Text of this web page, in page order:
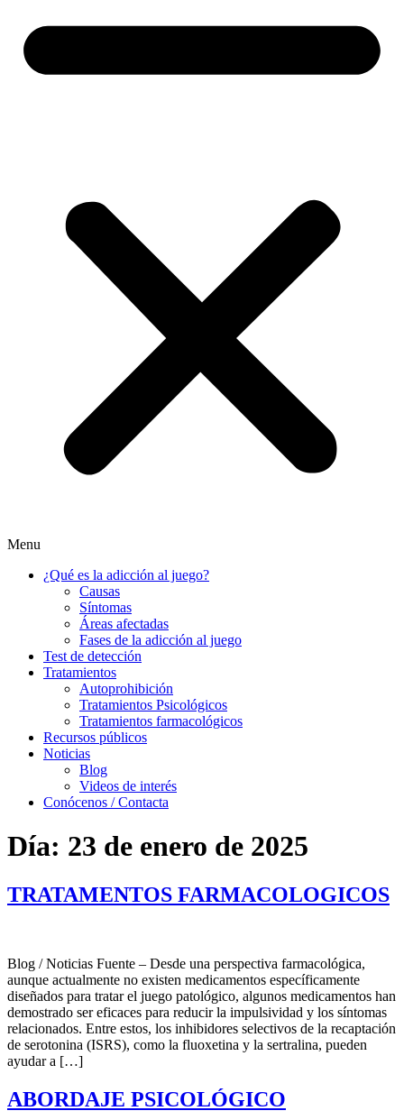
Menu
¿Qué es la adicción al juego?
Causas
Síntomas
Áreas afectadas
Fases de la adicción al juego
Test de detección
Tratamientos
Autoprohibición
Tratamientos Psicológicos
Tratamientos farmacológicos
Recursos públicos
Noticias
Blog
Videos de interés
Conócenos / Contacta
Día: 23 de enero de 2025
TRATAMENTOS FARMACOLOGICOS
Blog / Noticias Fuente – Desde una perspectiva farmacológica,
aunque actualmente no existen medicamentos específicamente
diseñados para tratar el juego patológico, algunos medicamentos han
demostrado ser eficaces para reducir la impulsividad y los síntomas
relacionados. Entre estos, los inhibidores selectivos de la recaptación
de serotonina (ISRS), como la fluoxetina y la sertralina, pueden
ayudar a […]
ABORDAJE PSICOLÓGICO